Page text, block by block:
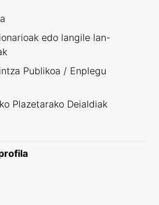
edo langile lan-
Publikoa / Enplegu
Plazetarako Deialdiak